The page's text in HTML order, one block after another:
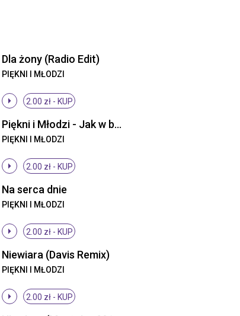
Dla żony (Radio Edit)
PIĘKNI I MŁODZI
2.00 zł - KUP
Piękni i Młodzi - Jak w bajce (ti amo) (Radio Edit)
PIĘKNI I MŁODZI
2.00 zł - KUP
Na serca dnie
PIĘKNI I MŁODZI
2.00 zł - KUP
Niewiara (Davis Remix)
PIĘKNI I MŁODZI
2.00 zł - KUP